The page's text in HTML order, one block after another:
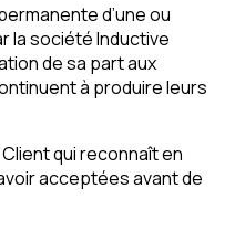
d’une ou
la société Inductive
de sa part aux
à produire leurs
qui reconnaît en
acceptées avant de